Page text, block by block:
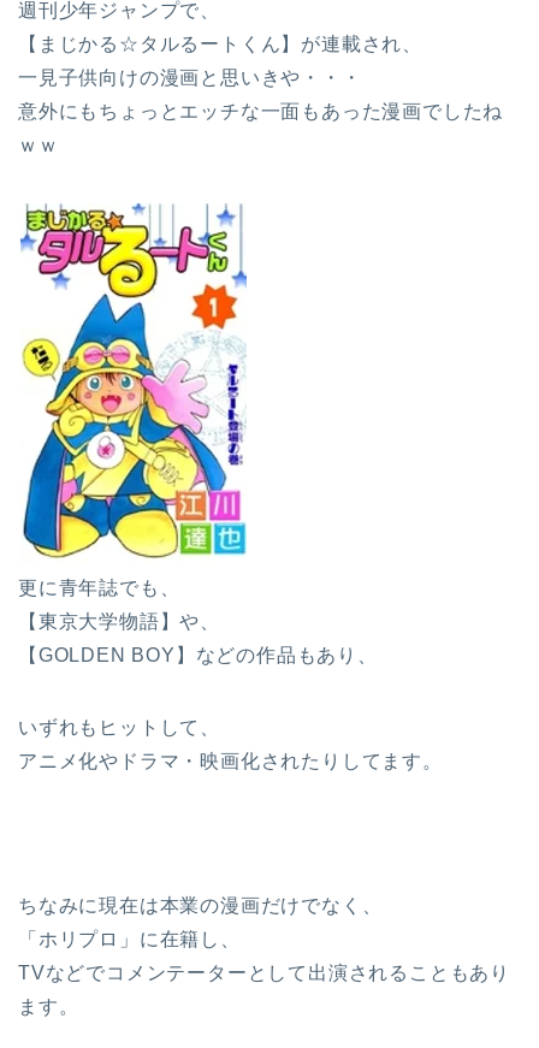
週刊少年ジャンプで、
【まじかる☆タルるートくん】が連載され、
一見子供向けの漫画と思いきや・・・
意外にもちょっとエッチな一面もあった漫画でしたね
ｗｗ
更に青年誌でも、
【東京大学物語】や、
【GOLDEN BOY】などの作品もあり、
いずれもヒットして、
アニメ化やドラマ・映画化されたりしてます。
ちなみに現在は本業の漫画だけでなく、
「ホリプロ」に在籍し、
TVなどでコメンテーターとして出演されることもあり
ます。